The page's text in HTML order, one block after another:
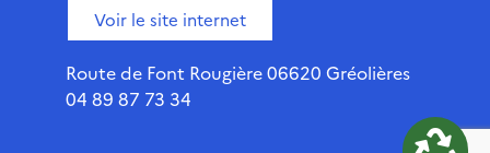
Voir le site internet
Route de Font Rougière 06620 Gréolières
04 89 87 73 34